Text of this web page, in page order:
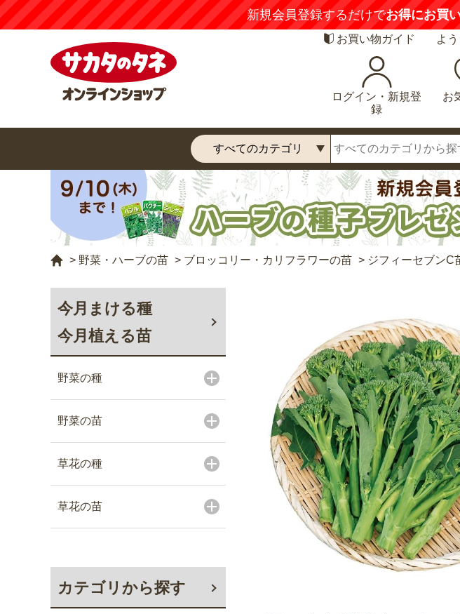
新規会員登録するだけでお得にお買
お買い物ガイド よ
ログイン・新規登
録
お
> 野菜・ハーブの苗 > ブロッコリー・カリフラワーの苗 > ジフィーセブンC
今月まける種
今月植える苗
野菜の種
野菜の苗
草花の種
草花の苗
カテゴリから探す